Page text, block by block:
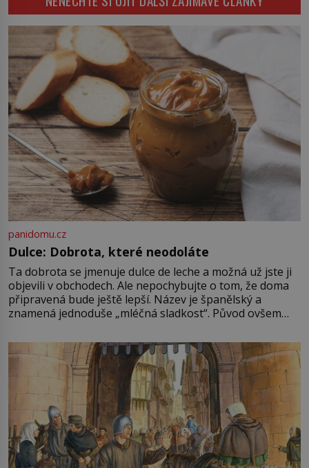
během několika staletí pohltí […]
za částky, které odpovídají ceně
luxusních domů, věří v nekonečný
růst a bohatství na dosah ruky. Pak
ale přijde únor roku 1637 a sen o
[…]
panidomu.cz
Dulce: Dobrota, které neodoláte
Ta dobrota se jmenuje dulce de leche a možná už jste ji
objevili v obchodech. Ale nepochybujte o tom, že doma
připravená bude ještě lepší. Název je španělský a
znamená jednoduše „mléčná sladkost“. Původ ovšem
pře hned několik latinskoamerických zemí a k tomu
Francie, kde se traduje,